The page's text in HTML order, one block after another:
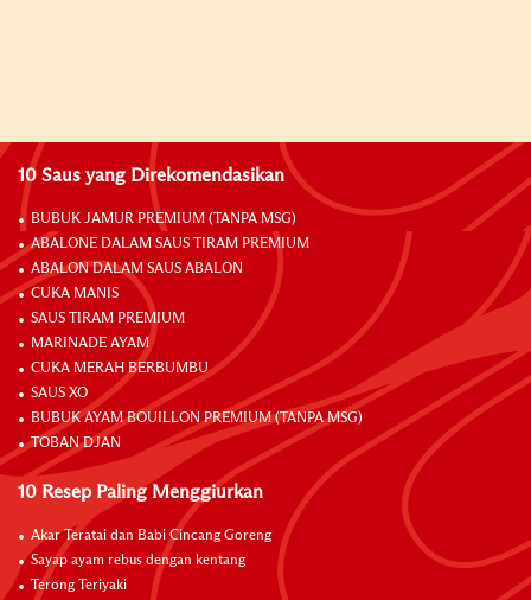
10 Saus yang Direkomendasikan
BUBUK JAMUR PREMIUM (TANPA MSG)
ABALONE DALAM SAUS TIRAM PREMIUM
ABALON DALAM SAUS ABALON
CUKA MANIS
SAUS TIRAM PREMIUM
MARINADE AYAM
CUKA MERAH BERBUMBU
SAUS XO
BUBUK AYAM BOUILLON PREMIUM (TANPA MSG)
TOBAN DJAN
10 Resep Paling Menggiurkan
Akar Teratai dan Babi Cincang Goreng
Sayap ayam rebus dengan kentang
Terong Teriyaki